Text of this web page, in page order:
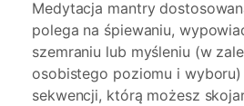
Medytacja mantry
polega na śpiewaniu,
szemraniu lub myśleniu (w
osobistego poziomu i
sekwencji, którą możesz